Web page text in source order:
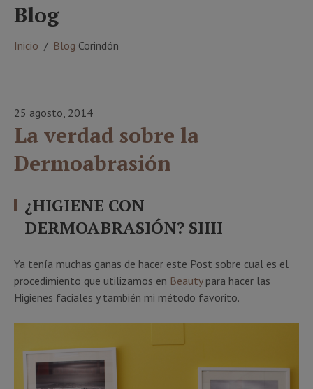
Blog
Inicio Blog Corindón
25 agosto, 2014
La verdad sobre la
Dermoabrasión
¿HIGIENE CON
DERMOABRASIÓN? SIIII
Ya tenía muchas ganas de hacer este Post sobre cual es el
procedimiento que utilizamos en Beautypara hacer las
Higienes faciales y también mi método favorito.